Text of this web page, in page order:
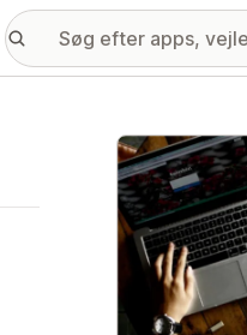
Galleri med